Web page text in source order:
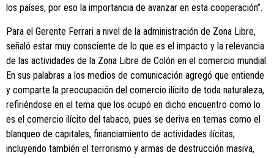
los países, por eso la importancia de avanzar en esta cooperación”.
Para el Gerente Ferrari a nivel de la administración de Zona Libre,
señaló estar muy consciente de lo que es el impacto y la relevancia
de las actividades de la Zona Libre de Colón en el comercio mundial.
En sus palabras a los medios de comunicación agregó que entiende
y comparte la preocupación del comercio ilícito de toda naturaleza,
refiriéndose en el tema que los ocupó en dicho encuentro como lo
es el comercio ilícito del tabaco, pues se deriva en temas como el
blanqueo de capitales, financiamiento de actividades ilícitas,
incluyendo también el terrorismo y armas de destrucción masiva,